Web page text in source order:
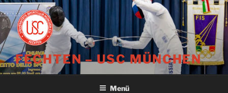
Zum
Inhalt
springen
FECHTEN – USC MÜNCHEN
Menü